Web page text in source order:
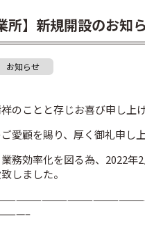
所】新規開設のお知
お知らせ
のことと存じお喜び申し上げ
愛顧を賜り、厚く御礼申し上
務効率化を図る為、2022年
しました。